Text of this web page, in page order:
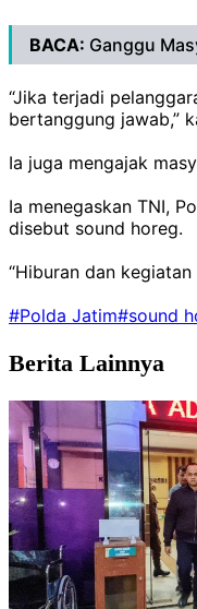
BACA: Ganggu
“Jika terjadi
bertanggung jawab,”
Ia juga mengajak
Ia menegaskan TNI,
disebut sound horeg.
“Hiburan dan
#Polda Jatim#sound
Berita Lainnya